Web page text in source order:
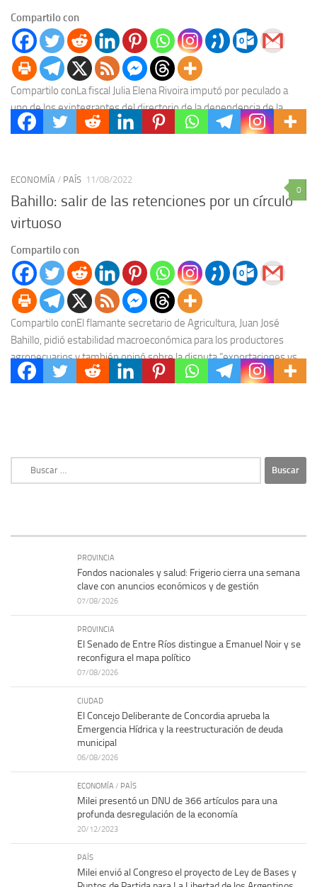
Compartilo con
Compartilo conLa fiscal Julia Elena Rivoira imputó por peculado a
uno de los exintegrantes del directorio de la dependencia de la
Municipalidad de Concordia. Es...
0
ECONOMÍA / PAÍS 11/08/2022
Bahillo: salir de las retenciones por un círculo
virtuoso
Compartilo con
Compartilo conEl flamante secretario de Agricultura, Juan José
Bahillo, pidió estabilidad macroeconómica para los productores
agropecuarios y también opinó sobre la disputa “exportaciones vs.
Mercado...
PROVINCIA
Fondos nacionales y salud: Frigerio cierra una semana
clave con anuncios económicos y de gestión
07/08/2026
PROVINCIA
El Senado de Entre Ríos distingue a Emanuel Noir y se
reconfigura el mapa político
07/08/2026
CIUDAD
El Concejo Deliberante de Concordia aprueba la
Emergencia Hídrica y la reestructuración de deuda
municipal
06/08/2026
ECONOMÍA / PAÍS
Milei presentó un DNU de 366 artículos para una
profunda desregulación de la economía
20/12/2023
PAÍS
Milei envió al Congreso el proyecto de Ley de Bases y